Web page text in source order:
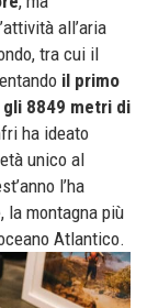
all’aria
tra cui il
il primo
8849 metri di
ha ideato
unico al
l’ha
la montagna più
Atlantico.